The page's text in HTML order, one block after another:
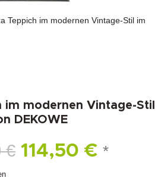
Teppich im modernen Vintage-Stil im
im modernen Vintage-Stil
DEKOWE
€ 114,50 € *